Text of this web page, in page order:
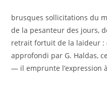
brusques sollicitations du
de la pesanteur des jours,
retrait fortuit de la laideur :
approfondi par G. Haldas,
— il emprunte l’expression